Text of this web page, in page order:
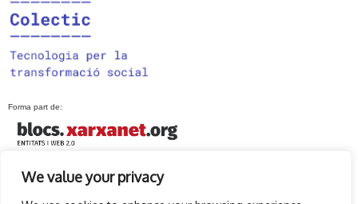
We value your privacy
Forma part de:
En col·laboració amb: